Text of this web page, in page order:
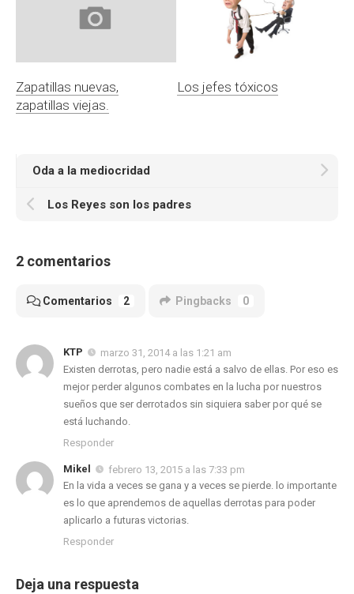
Zapatillas nuevas,
zapatillas viejas.
Los jefes tóxicos
Oda a la mediocridad
Los Reyes son los padres
2 comentarios
Comentarios 2 Pingbacks 0
KTP
marzo 31, 2014 a las 1:21 am
Existen derrotas, pero nadie está a salvo de ellas. Por eso es
mejor perder algunos combates en la lucha por nuestros
sueños que ser derrotados sin siquiera saber por qué se
está luchando.
Responder
Mikel
febrero 13, 2015 a las 7:33 pm
En la vida a veces se gana y a veces se pierde. lo importante
es lo que aprendemos de aquellas derrotas para poder
aplicarlo a futuras victorias.
Responder
Deja una respuesta